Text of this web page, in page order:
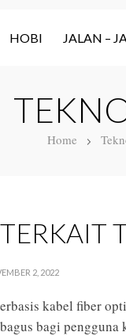
HOBI JALAN –
Home
2, 2022
kabel fiber
bagi